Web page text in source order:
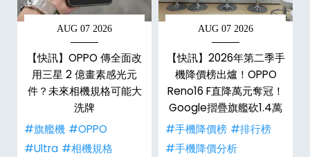
AUG 07 2026
【快訊】OPPO 傳全面改
用三星 2 億畫素感光元
件？未來相機規格可能大
洗牌
#旗艦機 #OPPO
#Ultra #相機規格
AUG 07 2026
【快訊】2026年第二季手
機降價榜出爐！OPPO
Reno16 F直降萬元奪冠！
Google摺疊旗艦砍1.4萬
#手機降價榜 #排行榜
#手機降價分析